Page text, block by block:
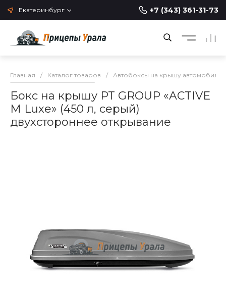
Екатеринбург +7 (343) 361-31-73
Главная / Каталог товаров / Автобоксы на крышу автомобиля
Бокс на крышу PT GROUP «ACTIVE
М Luxe» (450 л, серый)
двухстороннее открывание